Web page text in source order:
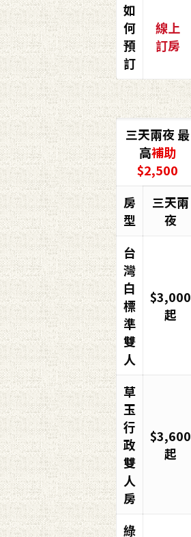
如
何
預
訂
線上
訂房
三天兩夜 最
高補助
$2,500
房
型
三天兩
夜
台
灣
白
標
準
雙
人
$3,000
起
草
玉
行
政
雙
人
房
$3,600
起
綠